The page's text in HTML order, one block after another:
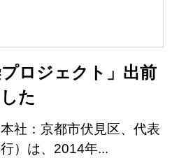
プロジェクト」出前
た
社：京都市伏見区、代表
）は、2014年...